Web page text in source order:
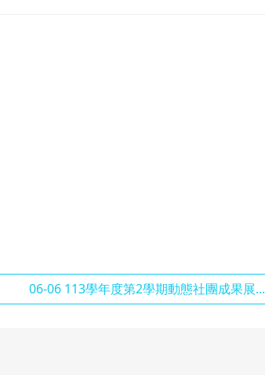
06-06 113學年度第2學期動態社團成果展...